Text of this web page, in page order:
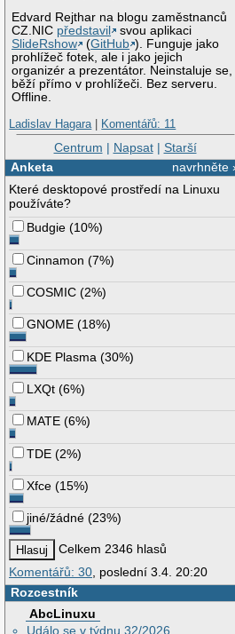
Edvard Rejthar na blogu zaměstnanců
CZ.NIC představil
svou aplikaci
SlideRshow
(GitHub ). Funguje jako
prohlížeč fotek, ale i jako jejich
organizér a prezentátor. Neinstaluje se,
běží přímo v prohlížeči. Bez serveru.
Offline.
Ladislav Hagara| Komentářů: 11
Centrum | Napsat| Starší
navrhněte
Anketa
Které desktopové prostředí na Linuxu
používáte?
Budgie (10%)
Cinnamon (7%)
COSMIC (2%)
GNOME (18%)
KDE Plasma (30%)
LXQt (6%)
MATE (6%)
TDE (2%)
Xfce (15%)
jiné/žádné (23%)
Celkem 2346 hlasů
Komentářů: 30 , poslední 3.4. 20:20
Rozcestník
AbcLinuxu
Událo se v týdnu 32/2026